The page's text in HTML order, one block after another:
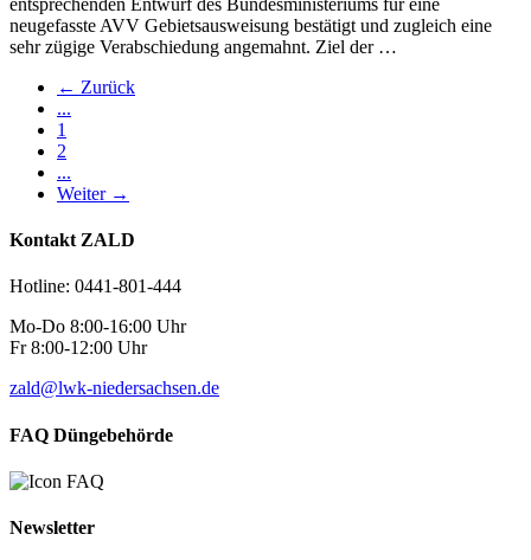
neugefasste AVV Gebietsausweisung bestätigt und zugleich eine
sehr zügige Verabschiedung angemahnt. Ziel der …
← Zurück
...
1
2
...
Weiter →
Kontakt ZALD
Hotline: 0441-801-444
Mo-Do 8:00-16:00 Uhr
Fr 8:00-12:00 Uhr
zald@lwk-niedersachsen.de
FAQ Düngebehörde
Newsletter